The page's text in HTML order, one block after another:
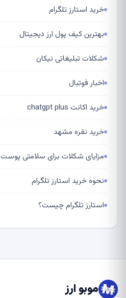
خرید استارز تلگرام
بهترین کیف پول ارز دیجیتال
شکلات تبلیغاتی نیکان
اخبار فوتبال
خرید اکانت chatgpt plus
خرید نقره مشهد
مزایای شکلات برای سلامتی پوست
نحوه خرید استارز تلگرام
استارز تلگرام چیست؟
موبو ارز